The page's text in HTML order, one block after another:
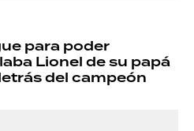
para poder
Lionel de su papá
del campeón